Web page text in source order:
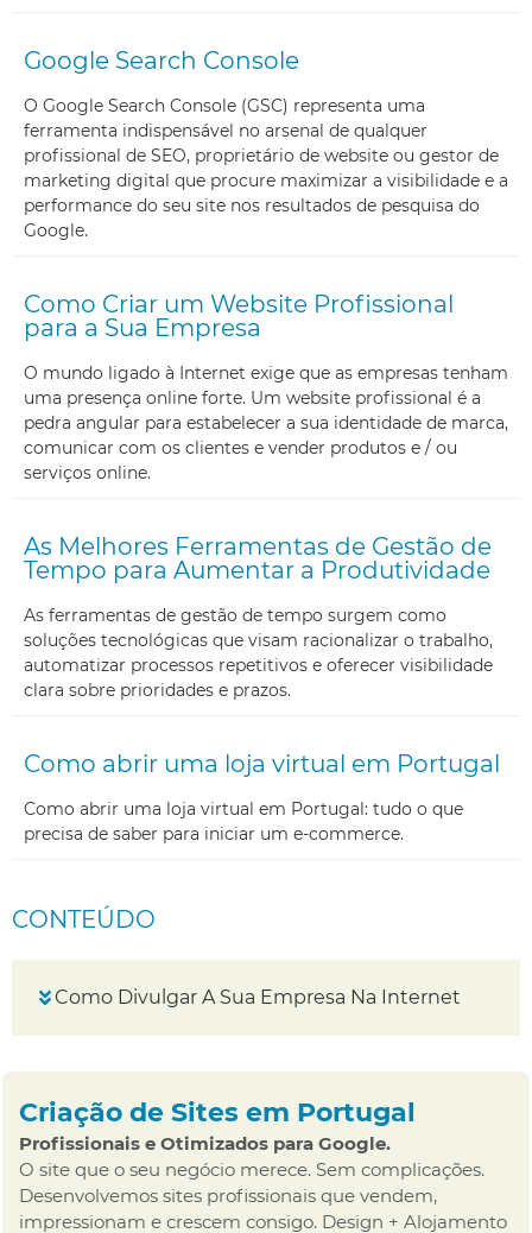
Google Search Console
O Google Search Console (GSC) representa uma
ferramenta indispensável no arsenal de qualquer
profissional de SEO, proprietário de website ou gestor de
marketing digital que procure maximizar a visibilidade e a
performance do seu site nos resultados de pesquisa do
Google.
Como Criar um Website Profissional
para a Sua Empresa
O mundo ligado à Internet exige que as empresas tenham
uma presença online forte. Um website profissional é a
pedra angular para estabelecer a sua identidade de marca,
comunicar com os clientes e vender produtos e / ou
serviços online.
As Melhores Ferramentas de Gestão de
Tempo para Aumentar a Produtividade
As ferramentas de gestão de tempo surgem como
soluções tecnológicas que visam racionalizar o trabalho,
automatizar processos repetitivos e oferecer visibilidade
clara sobre prioridades e prazos.
Como abrir uma loja virtual em Portugal
Como abrir uma loja virtual em Portugal: tudo o que
precisa de saber para iniciar um e-commerce.
CONTEÚDO
Como Divulgar A Sua Empresa Na Internet
Criação de Sites em Portugal
Profissionais e Otimizados para Google.
O site que o seu negócio merece. Sem complicações.
Desenvolvemos sites profissionais que vendem,
impressionam e crescem consigo. Design + Alojamento